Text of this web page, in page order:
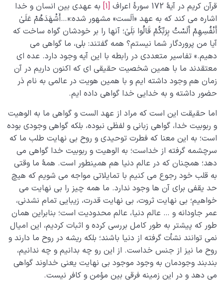
قرآن کریم در آیۀ 172 سورۀ اعراف [1]
به عهدی بین انسان و خدا
اشاره می کند که به عهد «اَلَست» مشهور شده:«…أَشْهَدَهُمْ عَلَىٰ
أَنْفُسِهِمْ أَلَسْتُ بِرَبِّکُمْ قَالُوا بَلَىٰ؛ آنها را بر خودشان گواه ساخت که
آیا من پروردگار شما نیستم؟ همه گفتند: بلی، ما گواهی می
دهیم.» تفاسیر متعددی در رابطه با این آیه وجود دارد. عده ای
معتقدند ما با همین شخصیت حقیقی ای که اکنون داریم در آن
زمان هم وجود داشته ایم و با همین هویت در عالمی به نام ذر
حضور داشته و به خدایی خدا گواهی داده ایم.
اما حقیقت این است که مراد از عهد الست و گواهی ما به الوهیت
و ربوبیت خدا، گواهی زبانی و لفظی نبوده، بلکه گواهی وجودی بوده
است؛ به این معنا که فطرت توحیدی و روح بی نهایت طلب ما که
سرچشمه گرفته از خداست؛ به الوهیت و ربوبیت خدا گواهی می
دهد؛ همچنان که در عالم دنیا هم همینطور است. همۀ ما وقتی
به قلب خود رجوع می کنیم با تمایلاتی مواجه می شویم که هیچ
حد یقفی برای آن ها وجود ندارد. ما همه چیز را بی نهایت می
خواهیم؛ بی نهایت ثروت، بی نهایت قدرت، زیبایی تمام نشدنی،
عمر جاودانه و … عالم دنیا، عالم محدودیت است؛ بنابراین همان
طور که پیشتر به طور کامل بررسی کرده و اثبات کردیم، این امیال
نمی توانند نشأت گرفته از دنیا باشند؛ بلکه ریشه در روح ما دارند و
روح ما نیز از جنس خداست. از این رو چه بدانیم و چه ندانیم،
بندبند وجودمان به وجود موجود بی نهایت یعنی خداوند گواهی
می دهد و در این زمینه فرقی بین مؤمن و کافر نیست.